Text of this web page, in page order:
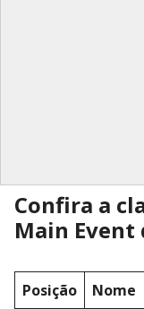
Confira a
Main Event
Posição Nome